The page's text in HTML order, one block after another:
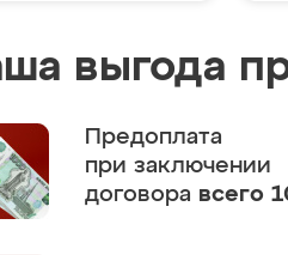
выгода
Предоплата
при заключении
договора всего